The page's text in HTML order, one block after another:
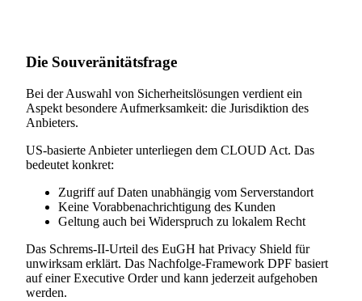
Die Souveränitätsfrage
Bei der Auswahl von Sicherheitslösungen verdient ein
Aspekt besondere Aufmerksamkeit: die Jurisdiktion des
Anbieters.
US-basierte Anbieter unterliegen dem CLOUD Act. Das
bedeutet konkret:
Zugriff auf Daten unabhängig vom Serverstandort
Keine Vorabbenachrichtigung des Kunden
Geltung auch bei Widerspruch zu lokalem Recht
Das Schrems-II-Urteil des EuGH hat Privacy Shield für
unwirksam erklärt. Das Nachfolge-Framework DPF basiert
auf einer Executive Order und kann jederzeit aufgehoben
werden.